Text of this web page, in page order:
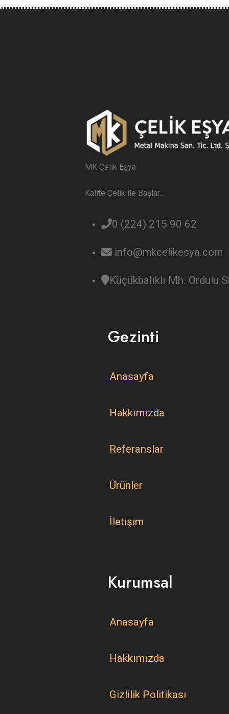
MK Çelik Eşya
Kalite Çelik ile Başlar…
0 (224) 215 90 62
info@mkcelikesya.com
Küçükbalıklı Mh. Ordulu
Gezinti
Anasayfa
Hakkımızda
Referanslar
Ürünler
İletişim
Kurumsal
Anasayfa
Hakkımızda
Gizlilik Politikası